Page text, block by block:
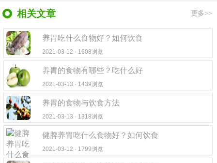
相关文章 更多>>
养胃吃什么食物好？如何饮食
2021-03-12 · 1608浏览
养胃的食物有哪些？吃什么好
2021-03-13 · 1439浏览
养胃的食物与饮食方法
2021-03-13 · 1318浏览
健脾养胃吃什么食物好？如何饮食
2021-03-12 · 1799浏览